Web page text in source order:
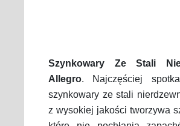
Szynkowary Ze Stali
Allegro. Najczęściej
szynkowary ze stali
z wysokiej jakości tworzywa